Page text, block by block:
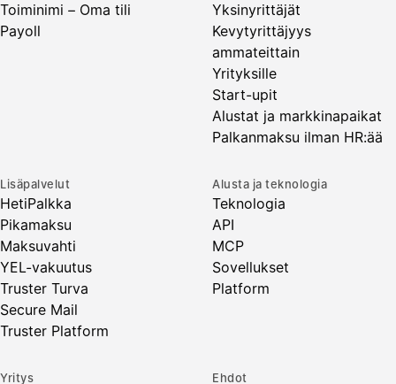
Toiminimi – Oma tili
Payoll
Yksinyrittäjät
Kevytyrittäjyys
ammateittain
Yrityksille
Start-upit
Alustat ja markkinapaikat
Palkanmaksu ilman HR:ää
Lisäpalvelut
HetiPalkka
Pikamaksu
Maksuvahti
YEL-vakuutus
Truster Turva
Secure Mail
Truster Platform
Alusta ja teknologia
Teknologia
API
MCP
Sovellukset
Platform
Yritys Ehdot